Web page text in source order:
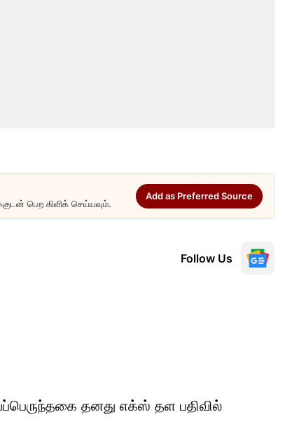
பெற கிளிக் செய்யவும்.
Add as Preferred Source
Follow Us
தனது எக்ஸ் தள பதிவில்